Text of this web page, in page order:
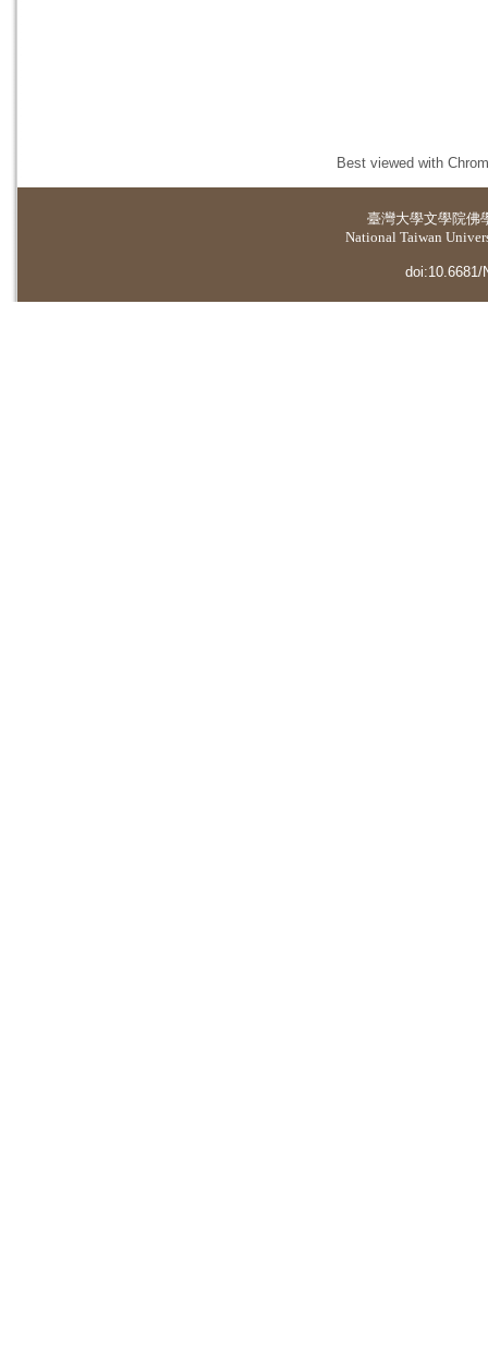
Best viewed with
臺灣大學文學院佛
National Taiwan
doi:10.6681/